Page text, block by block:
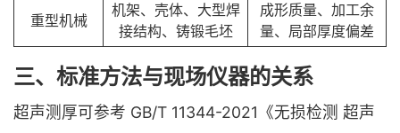
重型机械
机架、壳体、大型焊
接结构、铸锻毛坯
成形质量、加工余
量、局部厚度偏差
三、标准方法与现场仪器的关系
超声测厚可参考 GB/T 11344-2021《无损检测 超声